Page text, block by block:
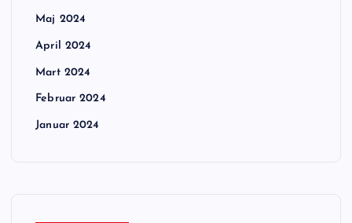
Maj 2024
April 2024
Mart 2024
Februar 2024
Januar 2024